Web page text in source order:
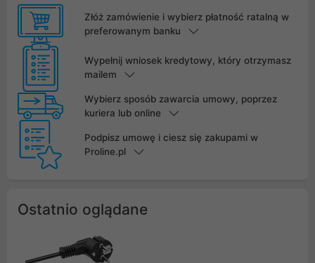
Złóż zamówienie i wybierz płatność ratalną w
preferowanym banku
Wypełnij wniosek kredytowy, który otrzymasz
mailem
Wybierz sposób zawarcia umowy, poprzez
kuriera lub online
Podpisz umowę i ciesz się zakupami w
Proline.pl
Ostatnio oglądane